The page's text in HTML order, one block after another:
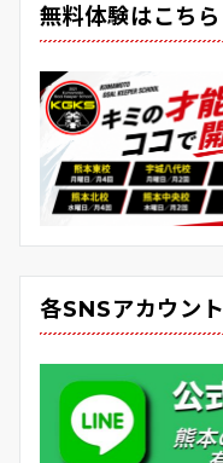
無料体験はこちら
各SNSアカウント